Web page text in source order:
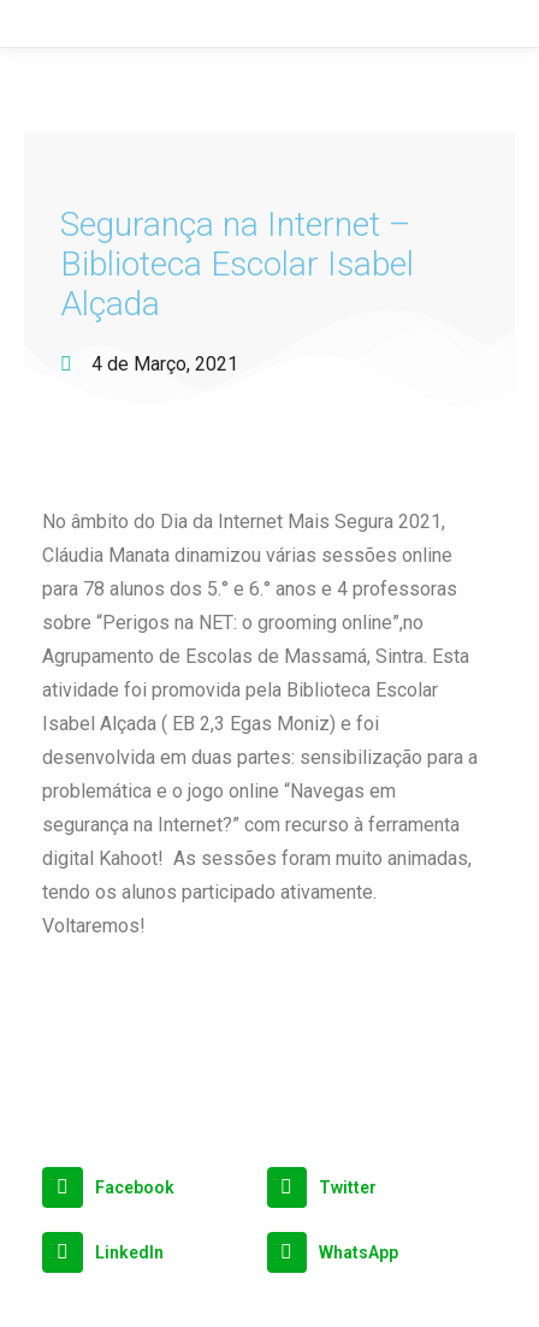
Segurança na Internet –
Biblioteca Escolar Isabel
Alçada
4 de Março, 2021
No âmbito do Dia da Internet Mais Segura 2021,
Cláudia Manata dinamizou várias sessões online
para 78 alunos dos 5.° e 6.° anos e 4 professoras
sobre “Perigos na NET: o grooming online”,no
Agrupamento de Escolas de Massamá, Sintra. Esta
atividade foi promovida pela Biblioteca Escolar
Isabel Alçada ( EB 2,3 Egas Moniz) e foi
desenvolvida em duas partes: sensibilização para a
problemática e o jogo online “Navegas em
segurança na Internet?” com recurso à ferramenta
digital Kahoot! As sessões foram muito animadas,
tendo os alunos participado ativamente.
Voltaremos!
Facebook Twitter
LinkedIn WhatsApp